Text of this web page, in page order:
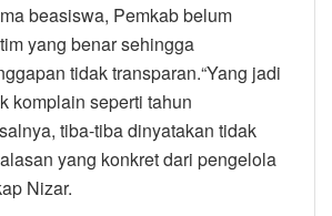
beasiswa, Pemkab belum
yang benar sehingga
tidak transparan.“Yang jadi
komplain seperti tahun
tiba-tiba dinyatakan tidak
yang konkret dari pengelola
Nizar.